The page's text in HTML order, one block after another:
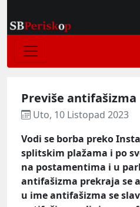
Previše antifašizma
Uto, 10 Listopad 2023
Vodi se borba preko
splitskim plažama i po
na postamentima i u
antifašizma prekraja se
u ime antifašizma se